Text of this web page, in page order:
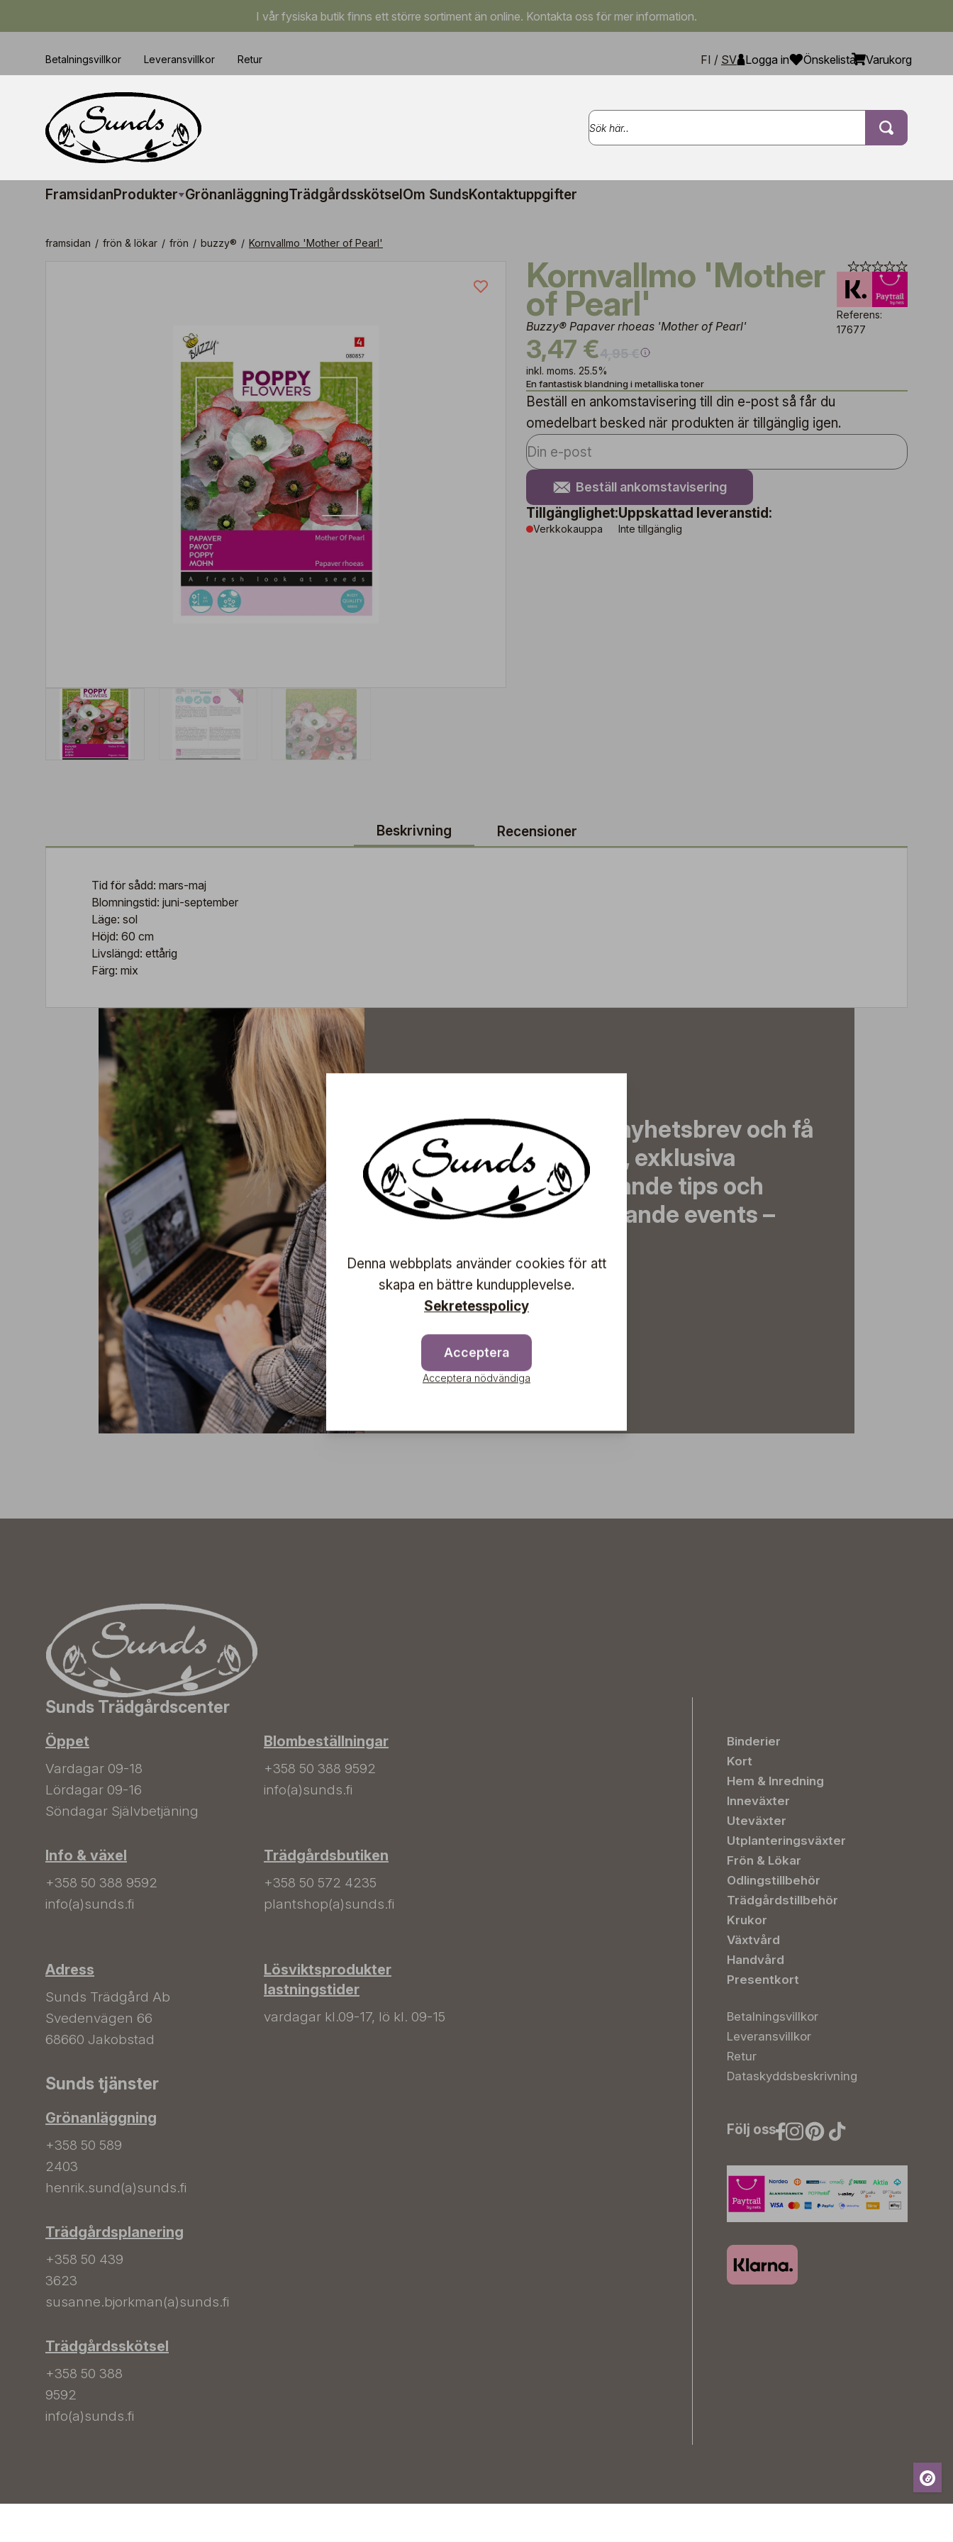
I vår fysiska butik finns ett större sortiment än online. Kontakta oss för mer information.
Betalningsvillkor Leveransvillkor Retur FI / SV Logga in Önskelista Varukorg
FramsidanProdukter GrönanläggningTrädgårdsskötsel Om SundsKontaktuppgifter
framsidan / frön & lökar / frön / buzzy® / Kornvallmo 'Mother of Pearl'
Kornvallmo 'Mother
of Pearl'
Buzzy® Papaver rhoeas 'Mother of Pearl'
3,47 €
inkl. moms. 25.5%
Referens:
17677
En fantastisk blandning i metalliska toner
Beställ en ankomstavisering till din e-post så får du
omedelbart besked när produkten är tillgänglig igen.
Beställ ankomstavisering
Tillgänglighet:
Verkkokauppa
Uppskattad leveranstid:
Inte tillgänglig
Beskrivning Recensioner
Tid för sådd: mars-maj
Blomningstid: juni-september
Läge: sol
Höjd: 60 cm
Livslängd: ettårig
Färg: mix
Prenumerera på vårt nyhetsbrev och få
de senaste nyheterna, exklusiva
erbjudanden, inspirerande tips och
information om kommande events –
Prenumerera
Sunds Trädgårdscenter
Öppet
Vardagar 09-18
Lördagar 09-16
Söndagar Självbetjäning
Info & växel
+358 50 388 9592
info(a)sunds.fi
Adress
Sunds Trädgård Ab
Svedenvägen 66
68660 Jakobstad
Blombeställningar
+358 50 388 9592
info(a)sunds.fi
Trädgårdsbutiken
+358 50 572 4235
plantshop(a)sunds.fi
Lösviktsprodukter
lastningstider
vardagar kl.09-17, lö kl. 09-15
Sunds tjänster
Grönanläggning
+358 50 589
2403
henrik.sund(a)sunds.fi
Trädgårdsplanering
+358 50 439
3623
susanne.bjorkman(a)sunds.fi
Trädgårdsskötsel
+358 50 388
9592
info(a)sunds.fi
Binderier
Kort
Hem & Inredning
Inneväxter
Uteväxter
Utplanteringsväxter
Frön & Lökar
Odlingstillbehör
Trädgårdstillbehör
Krukor
Växtvård
Handvård
Presentkort
Betalningsvillkor
Leveransvillkor
Retur
Dataskyddsbeskrivning
Följ oss
Denna webbplats använder cookies för att
skapa en bättre kundupplevelse.
Sekretesspolicy
Acceptera
Acceptera nödvändiga